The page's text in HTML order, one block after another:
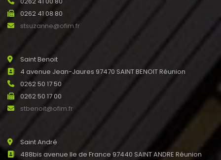
0262 41 08 80
stsuzanne@ofim.fr
Saint Benoit
4 avenue Jean-Jaures 97470 SAINT BENOIT Réunion
0262 50 17 50
0262 50 17 00
stbenoit@ofim.fr
Saint André
488bis avenue Ile de France 97440 SAINT ANDRE Réunion